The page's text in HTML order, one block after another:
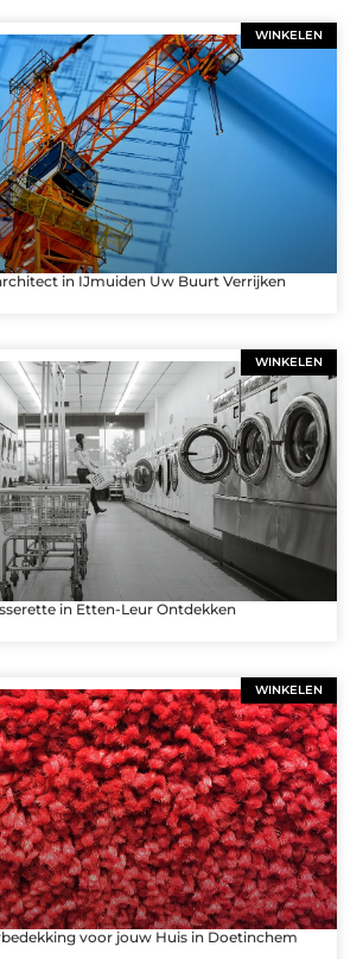
WINKELEN
in IJmuiden Uw Buurt Verrijken
WINKELEN
in Etten-Leur Ontdekken
WINKELEN
voor jouw Huis in Doetinchem